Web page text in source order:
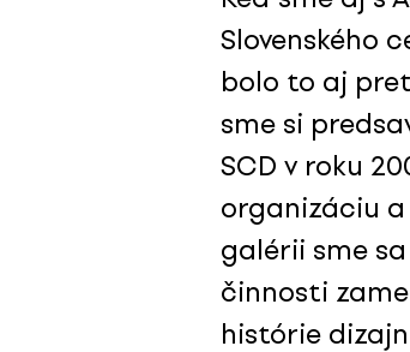
Slovenského
bolo to aj
sme si
SCD v roku
organizáciu
galérii sme
činnosti
histórie